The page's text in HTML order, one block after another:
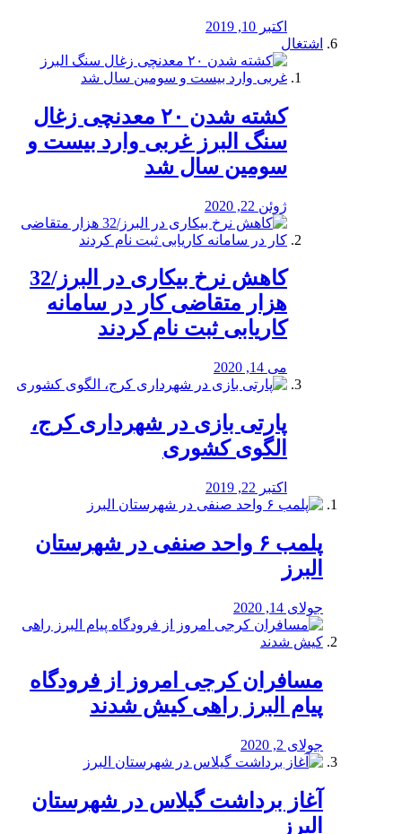
اکتبر 10, 2019
اشتغال
کشته شدن ۲۰ معدنچی زغال
سنگ البرز غربی وارد بیست و
سومین سال شد
ژوئن 22, 2020
کاهش نرخ بیکاری در البرز/32
هزار متقاضی کار در سامانه
کاریابی ثبت نام کردند
می 14, 2020
پارتی بازی در شهرداری کرج،
الگوی کشوری
اکتبر 22, 2019
پلمب ۶ واحد صنفی در شهرستان
البرز
جولای 14, 2020
مسافران کرجی امروز از فرودگاه
پیام البرز راهی کیش شدند
جولای 2, 2020
آغاز برداشت گیلاس در شهرستان
البرز